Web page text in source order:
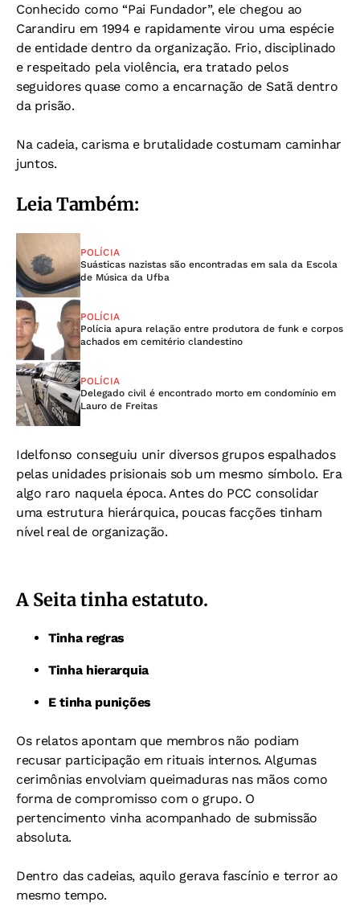
Conhecido como “Pai Fundador”, ele chegou ao
Carandiru em 1994 e rapidamente virou uma espécie
de entidade dentro da organização. Frio, disciplinado
e respeitado pela violência, era tratado pelos
seguidores quase como a encarnação de Satã dentro
da prisão.
Na cadeia, carisma e brutalidade costumam caminhar
juntos.
Leia Também:
POLÍCIA
Suásticas nazistas são encontradas em sala da Escola
de Música da Ufba
POLÍCIA
Polícia apura relação entre produtora de funk e corpos
achados em cemitério clandestino
POLÍCIA
Delegado civil é encontrado morto em condomínio em
Lauro de Freitas
Idelfonso conseguiu unir diversos grupos espalhados
pelas unidades prisionais sob um mesmo símbolo. Era
algo raro naquela época. Antes do PCC consolidar
uma estrutura hierárquica, poucas facções tinham
nível real de organização.
A Seita tinha estatuto.
Tinha regras
Tinha hierarquia
E tinha punições
Os relatos apontam que membros não podiam
recusar participação em rituais internos. Algumas
cerimônias envolviam queimaduras nas mãos como
forma de compromisso com o grupo. O
pertencimento vinha acompanhado de submissão
absoluta.
Dentro das cadeias, aquilo gerava fascínio e terror ao
mesmo tempo.